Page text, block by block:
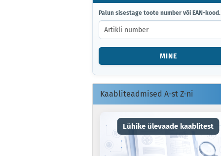
PALUN
SISESTAGE
TOOTE
NUMBER
VÕI
KOOD.
Palun sisestage toote number või EAN-kood.
MINE
Kaabliteadmised A-st Z-ni
Lühike ülevaade kaablitest